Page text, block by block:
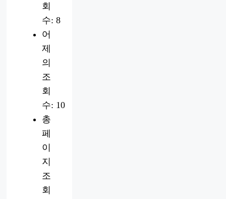
회
수: 8
어
제
의
조
회
수: 10
총
페
이
지
조
회